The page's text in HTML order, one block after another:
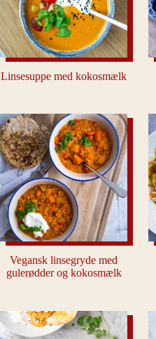
Linsesuppe med kokosmælk
Vegansk linsegryde med
gulerødder og kokosmælk